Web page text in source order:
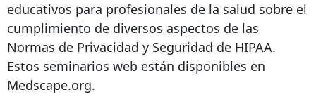
educativos para profesionales de la salud sobre el
cumplimiento de diversos aspectos de las
Normas de Privacidad y Seguridad de HIPAA.
Estos seminarios web están disponibles en
Medscape.org.